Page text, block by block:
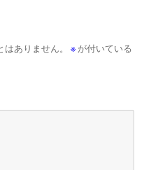
ありません。 ※ が付いている